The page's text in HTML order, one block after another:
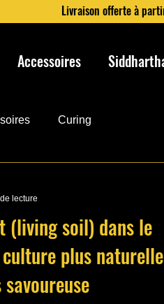
Livraison offerte à
Accessoires
Curing
(living soil) dans le
plus
lecture